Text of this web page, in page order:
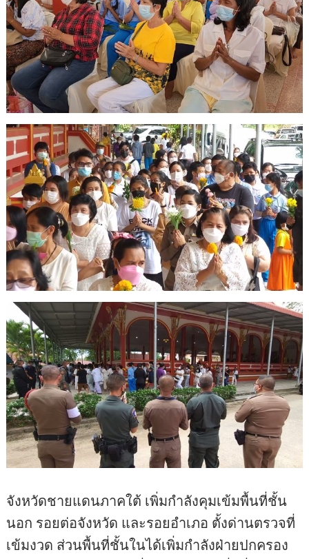
จังหวัดชายแดนภาคใต้ เพิ่มกำลังคุมเข้มพื้นที่ชั้น
นอก รอยต่อจังหวัด และรอยอำเภอ ตั้งด่านตรวจที่
เข้มงวด ส่วนพื้นที่ชั้นในได้เพิ่มกำลังฝ่ายปกครอง